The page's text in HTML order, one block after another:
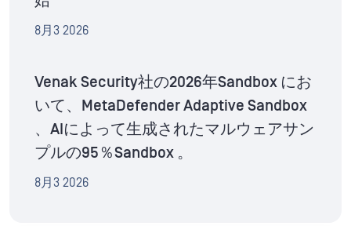
8月3 2026
Venak Security社の2026年Sandbox にお
いて、MetaDefender Adaptive Sandbox
、AIによって生成されたマルウェアサン
プルの95％Sandbox 。
8月3 2026